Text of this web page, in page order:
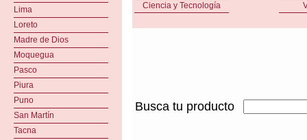
Lima
Loreto
Madre de Dios
Moquegua
Pasco
Piura
Puno
San Martín
Tacna
Ciencia y Tecnología
Busca tu producto